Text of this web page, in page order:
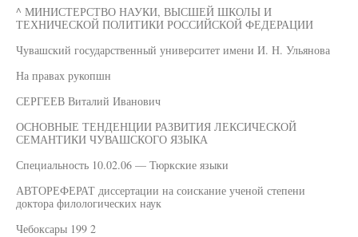
^ МИНИСТЕРСТВО НАУКИ, ВЫСШЕЙ ШКОЛЫ И
ТЕХНИЧЕСКОЙ ПОЛИТИКИ РОССИЙСКОЙ ФЕДЕРАЦИИ
Чувашский государственный университет имени И. Н. Ульянова
На правах рукопшн
СЕРГЕЕВ Виталий Иванович
ОСНОВНЫЕ ТЕНДЕНЦИИ РАЗВИТИЯ ЛЕКСИЧЕСКОЙ
СЕМАНТИКИ ЧУВАШСКОГО ЯЗЫКА
Специальность 10.02.06 — Тюркские языки
АВТОРЕФЕРАТ диссертации на соискание ученой степени
доктора филологических наук
Чебоксары 199 2